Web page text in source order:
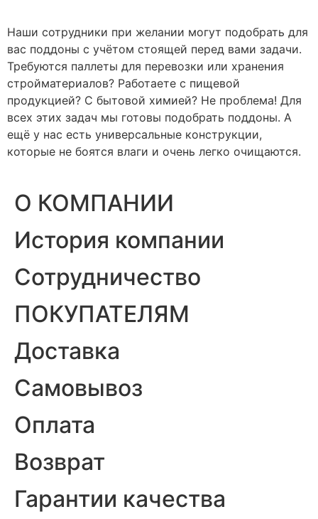
Наши сотрудники при желании могут подобрать для
вас поддоны с учётом стоящей перед вами задачи.
Требуются паллеты для перевозки или хранения
стройматериалов? Работаете с пищевой
продукцией? С бытовой химией? Не проблема! Для
всех этих задач мы готовы подобрать поддоны. А
ещё у нас есть универсальные конструкции,
которые не боятся влаги и очень легко очищаются.
О КОМПАНИИ
История компании
Сотрудничество
ПОКУПАТЕЛЯМ
Доставка
Самовывоз
Оплата
Возврат
Гарантии качества